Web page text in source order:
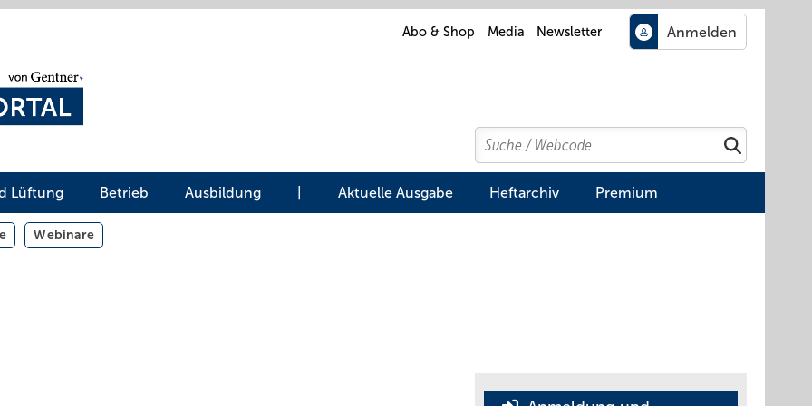
Abo & Shop Media Newsletter
Search
Suchen
Lüftung Betrieb Ausbildung Aktuelle Ausgabe Heftarchiv Premium
Webinare